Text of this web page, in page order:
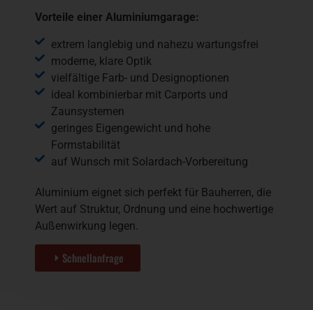
Vorteile einer Aluminiumgarage:
extrem langlebig und nahezu wartungsfrei
moderne, klare Optik
vielfältige Farb- und Designoptionen
ideal kombinierbar mit Carports und
Zaunsystemen
geringes Eigengewicht und hohe
Formstabilität
auf Wunsch mit Solardach-Vorbereitung
Aluminium eignet sich perfekt für Bauherren, die
Wert auf Struktur, Ordnung und eine hochwertige
Außenwirkung legen.
Schnellanfrage